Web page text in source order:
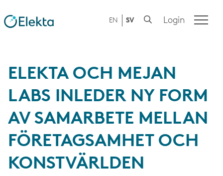
EN SV Login
ELEKTA OCH MEJAN
LABS INLEDER NY FORM
AV SAMARBETE MELLAN
FÖRETAGSAMHET OCH
KONSTVÄRLDEN